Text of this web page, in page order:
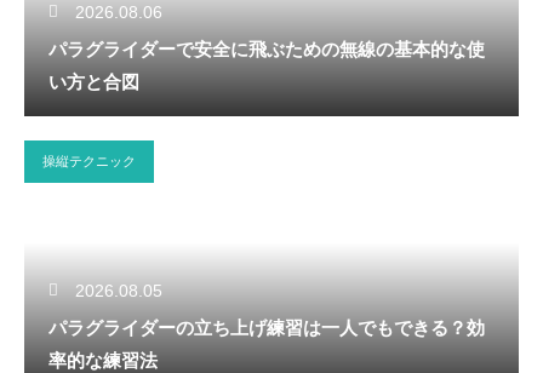
2026.08.06
パラグライダーで安全に飛ぶための無線の基本的な使
い方と合図
操縦テクニック
2026.08.05
パラグライダーの立ち上げ練習は一人でもできる？効
率的な練習法